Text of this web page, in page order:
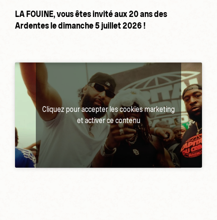
LA FOUINE, vous êtes invité aux 20 ans des
Ardentes le dimanche 5 juillet 2026 !
Cliquez pour accepter les cookies marketing
et activer ce contenu